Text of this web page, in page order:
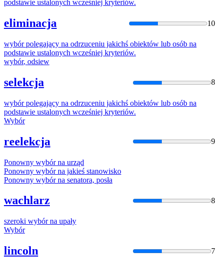
podstawie ustalonych wcześniej kryteriów.
eliminacja 10
wybórpolegający na odrzuceniu jakichś obiektów lub osób na
podstawie ustalonych wcześniej kryteriów.
wybór, odsiew
selekcja 8
wybórpolegający na odrzuceniu jakichś obiektów lub osób na
podstawie ustalonych wcześniej kryteriów.
Wybór
reelekcja 9
Ponowny wybór na urząd
Ponowny wybór na jakieś stanowisko
Ponowny wybór na senatora, posła
wachlarz 8
szeroki wybór na upały
Wybór
lincoln 7